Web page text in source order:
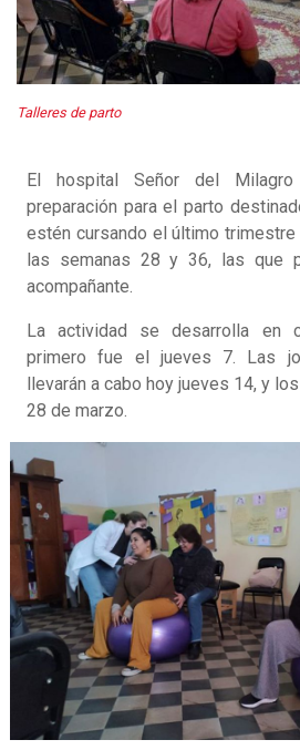
Talleres de parto
El hospital Señor del
preparación para el parto
estén cursando el último
las semanas 28 y 36, las que
acompañante.
La actividad se desarrolla en
primero fue el jueves 7. Las
llevarán a cabo hoy jueves 14, y
28 de marzo.